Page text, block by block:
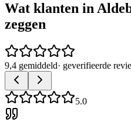
Wat klanten in
zeggen
9,4 gemiddeld· geverifieerde
5.0